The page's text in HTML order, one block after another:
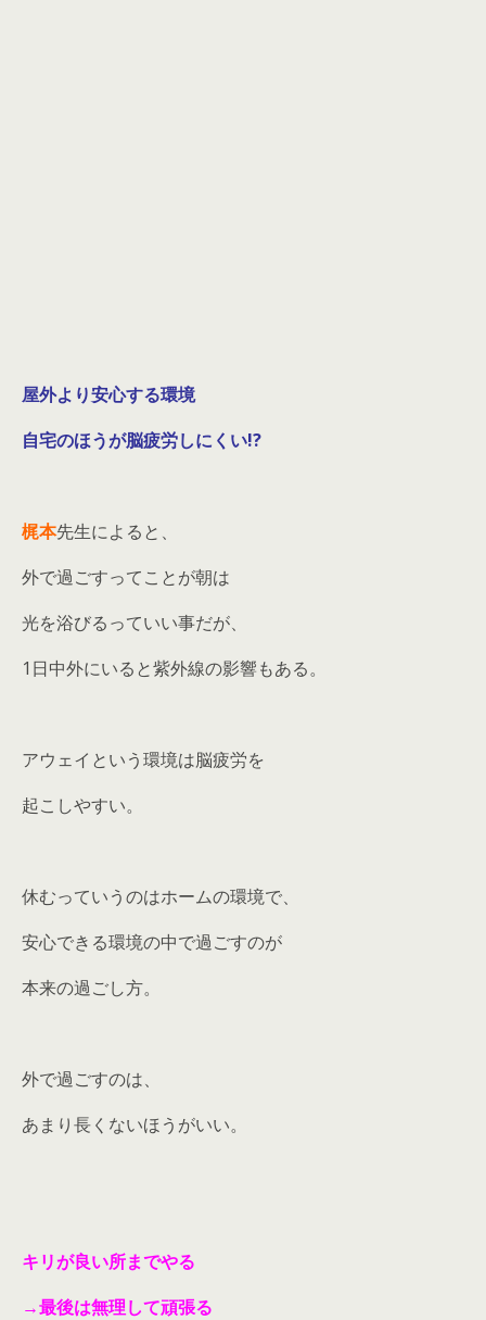
屋外より安心する環境
自宅のほうが脳疲労しにくい!?
梶本先生によると、
外で過ごすってことが朝は
光を浴びるっていい事だが、
1日中外にいると紫外線の影響もある。
アウェイという環境は脳疲労を
起こしやすい。
休むっていうのはホームの環境で、
安心できる環境の中で過ごすのが
本来の過ごし方。
外で過ごすのは、
あまり長くないほうがいい。
キリが良い所までやる
→最後は無理して頑張る